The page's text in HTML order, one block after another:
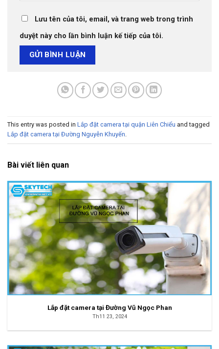
Lưu tên của tôi, email, và trang web trong trình
duyệt này cho lần bình luận kế tiếp của tôi.
This entry was posted in Lắp đặt camera tại quận Liên Chiểu and tagged
Lắp đặt camera tại Đường Nguyễn Khuyến.
Bài viết liên quan
Lắp đặt camera tại Đường Vũ Ngọc Phan
Th11 23, 2024